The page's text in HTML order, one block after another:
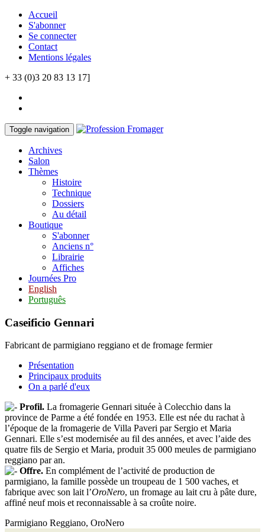
Accueil
S'abonner
Se connecter
Contact
Mentions légales
+ 33 (0)3 20 83 13 17]
Toggle navigation
Archives
Salon
Thèmes
Histoire
Technique
Dossiers
Au détail
Boutique
S'abonner
Anciens n°
Librairie
Affiches
Journées Pro
English
Português
Caseificio Gennari
Fabricant de parmigiano reggiano et de fromage fermier
Présentation
Principaux produits
On a parlé d'eux
Profil. La fromagerie Gennari située à Colecchio dans la
province de Parme a été fondée en 1953. Elle est née du rachat à
l’époque de la fromagerie de Villa Paveri par Sergio et Maria
Gennari. Elle s’est modernisée au fil des années, et avec l’aide des
quatre fils de Sergio et Maria, produit 35 000 meules de parmigiano
reggiano par an.
Offre. En complément de l’activité de production de
parmigiano, la famille possède un troupeau de 1 500 vaches, et
fabrique avec son lait l’OroNero, un fromage au lait cru à pâte dure,
affiné neuf mois et reconnaissable à sa croûte noire.
Parmigiano Reggiano, OroNero